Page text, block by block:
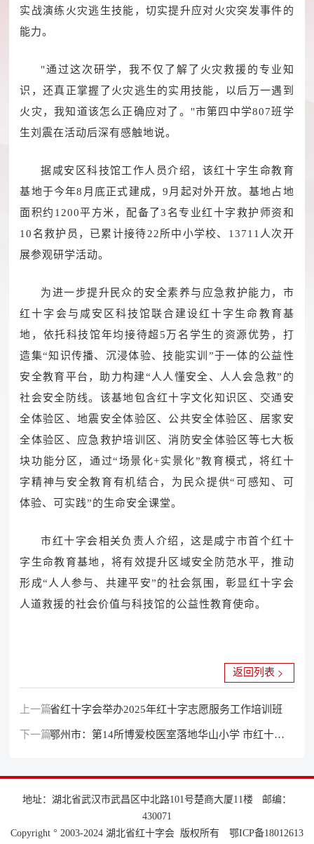
实战演练火灾逃生技能，切实提升应对火灾突发事件的
能力。
"通过这次研学，我不仅了解了火灾救援的专业知
识，还真正掌握了火灾逃生的实用技能，以后万一遇到
火灾，我知道该怎么正确应对了。"市第四中学807班学
生刘震在活动后深有感触地说。
据咸安区科技馆工作人员介绍，该红十字生命教育
基地于今年8月底正式建成，9月起对外开放。基地占地
面积约1200平方米，配备了3名专业红十字救护师资和
10名救护员，已累计接待22所中小学校、13711人次开
展参观研学活动。
为进一步提升民众的安全素养与应急救护能力，市
红十字会与咸安区科技馆联合建设红十字生命教育基
地，依托科技馆年均接待超5万名学生的资源优势，打
造集“知识传播、沉浸体验、技能实训”于一体的公益性
安全教育平台，助力构建“人人懂安全、人人会急救”的
社会安全防线。该基地包含红十字文化知识区、交通安
全体验区、地震安全体验区、公共安全体验区、居家安
全体验区、应急救护培训区、消防安全体验区等七大板
块功能分区，通过“场景化+实景化”教育模式，将红十
字精神与安全教育有机结合，为民众提供“可感知、可
体验、可实践”的生命安全课堂。
市红十字会相关负责人介绍，这是咸宁市首个红十
字生命教育基地，将有效提升区域安全防范水平，推动
形成“人人参与、共建平安”的社会氛围，彰显红十字会
人道救援的社会价值与科技馆的公益性教育使命。
上一篇：省红十字会举办2025年红十字志愿服务工作培训班
下一篇：鄂州市：第14所博爱校医室落地华山小学 市红十字
返回列表
地址：湖北省武汉市武昌区中北路101号楚商大厦11楼
邮编：
430071
Copyright ° 2003-2024 湖北省红十字会 版权所有
鄂ICP备18012613